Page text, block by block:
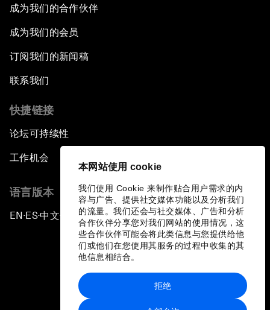
本网站使用 cookie
我们使用 Cookie 来制作贴合用户需求的内
容与广告、提供社交媒体功能以及分析我们
的流量。我们还会与社交媒体、广告和分析
合作伙伴分享您对我们网站的使用情况，这
些合作伙伴可能会将此类信息与您提供给他
们或他们在您使用其服务的过程中收集的其
他信息相结合。
拒绝
成为我们的合作伙伴
成为我们的会员
订阅我们的新闻稿
联系我们
快捷链接
论坛可持续性
工作机会
语言版本
EN ▪ES▪中文▪ 日本語